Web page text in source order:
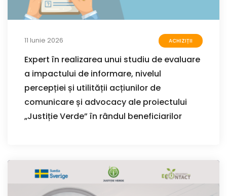
11 Iunie 2026 ACHIZIȚII
Expert în realizarea unui studiu de evaluare
a impactului de informare, nivelul
percepției și utilității acțiunilor de
comunicare și advocacy ale proiectului
„Justiție Verde” în rândul beneficiarilor